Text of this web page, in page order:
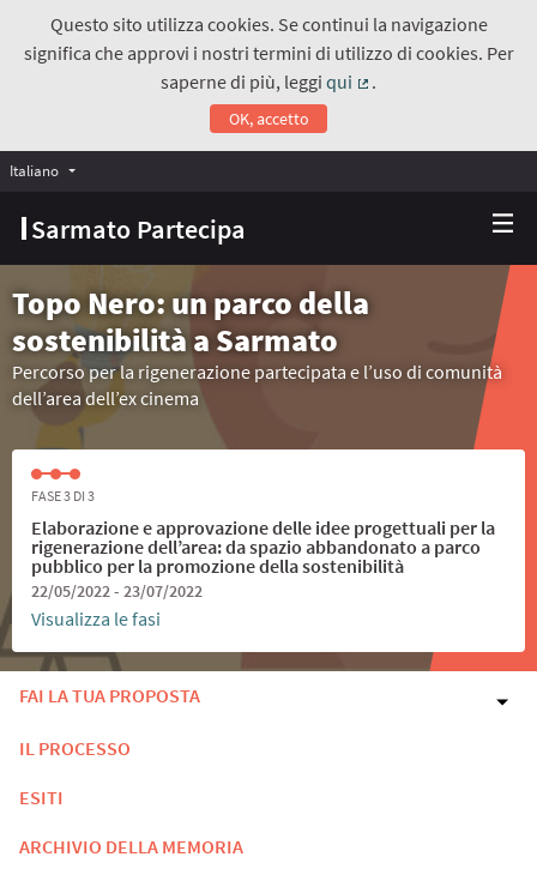
Questo sito utilizza cookies. Se continui la navigazione
significa che approvi i nostri termini di utilizzo di cookies. Per
saperne di più, leggiqui
.
OK, accetto
Sarmato Partecipa
Italiano Choose language
Topo Nero: un parco della
sostenibilità a Sarmato
Percorso per la rigenerazione partecipata e l’uso di comunità
dell’area dell’ex cinema
FASE 3 DI 3
Elaborazione e approvazione delle idee progettuali per la
rigenerazione dell’area: da spazio abbandonato a parco
pubblico per la promozione della sostenibilità
22/05/2022 - 23/07/2022
Visualizza le fasi
FAI LA TUA PROPOSTA
IL PROCESSO
ESITI
ARCHIVIO DELLA MEMORIA